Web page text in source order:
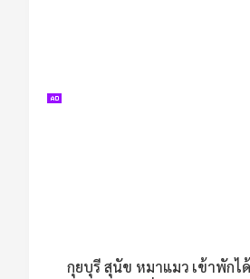
กุยบุรี สุนัข หมาแมว เข้าพักไ